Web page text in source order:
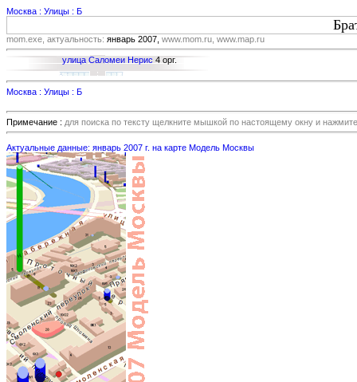
Москва : Улицы : Б
mom.exe, актуальность: январь 2007, www.mom.ru, www.map.ru
улица Саломеи Нерис 4 орг.
Москва : Улицы : Б
Примечание : для поиска по тексту щелкните мышкой по настоящему окну и
Актуальные данные: январь 2007 г. на карте Модель Москвы